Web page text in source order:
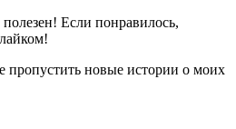
Если понравилось,
пропустить новые истории о моих